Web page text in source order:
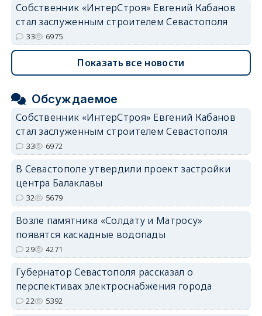
Собственник «ИнтерСтроя» Евгений Кабанов
стал заслуженным строителем Севастополя
33 6975
Показать все новости
Обсуждаемое
Собственник «ИнтерСтроя» Евгений Кабанов
стал заслуженным строителем Севастополя
33 6972
В Севастополе утвердили проект застройки
центра Балаклавы
32 5679
Возле памятника «Солдату и Матросу»
появятся каскадные водопады
29 4271
Губернатор Севастополя рассказал о
перспективах электроснабжения города
22 5392